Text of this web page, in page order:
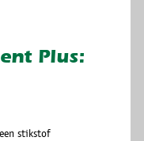
Plus:
stikstof